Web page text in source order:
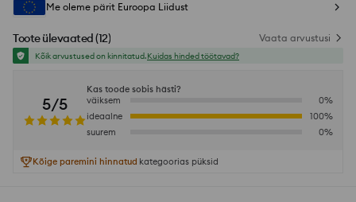
Me oleme pärit Euroopa Liidust
Toote ülevaated (12) Vaata arvustusi
Kõik arvustused on kinnitatud.Kuidas hinded töötavad?
5/5
Kas toode sobis hästi?
väiksem
0%
ideaalne
100%
suurem
0%
Kõige paremini hinnatud kategoorias püksid